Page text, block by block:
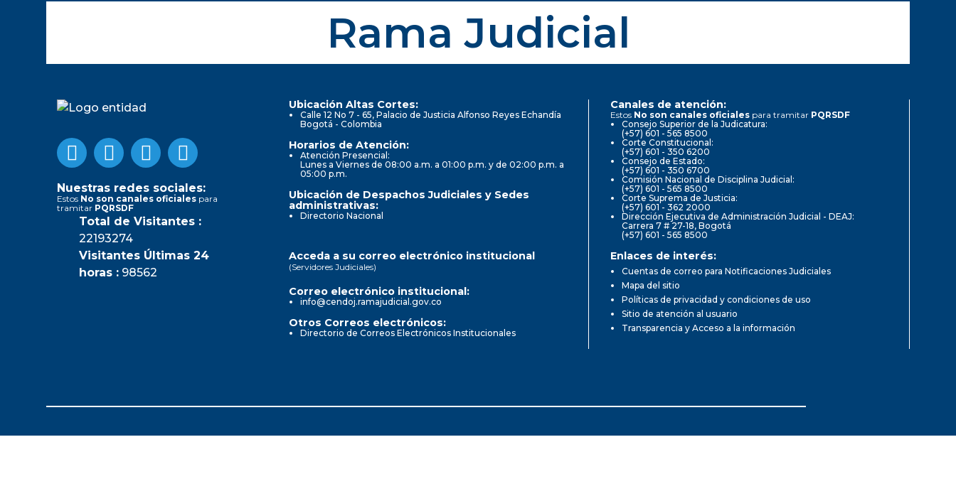
Rama Judicial
Nuestras redes sociales:
Estos No son canales oficiales para
tramitar PQRSDF
Total de Visitantes :
22193274
Visitantes Últimas 24
horas : 98562
Ubicación Altas Cortes:
Calle 12 No 7 - 65, Palacio de Justicia Alfonso Reyes Echandía
Bogotá - Colombia
Horarios de Atención:
Atención Presencial:
Lunes a Viernes de 08:00 a.m. a 01:00 p.m. y de 02:00 p.m. a
05:00 p.m.
Ubicación de Despachos Judiciales y Sedes
administrativas:
Directorio Nacional
Canales de atención:
Estos No son canales oficiales para tramitar PQRSDF
Consejo Superior de la Judicatura:
(+57) 601 - 565 8500
Corte Constitucional:
(+57) 601 - 350 6200
Consejo de Estado:
(+57) 601 - 350 6700
Comisión Nacional de Disciplina Judicial:
(+57) 601 - 565 8500
Corte Suprema de Justicia:
(+57) 601 - 362 2000
Dirección Ejecutiva de Administración Judicial - DEAJ:
Carrera 7 # 27-18, Bogotá
(+57) 601 - 565 8500
Acceda a su correo electrónico institucional
(Servidores Judiciales)
Correo electrónico institucional:
info@cendoj.ramajudicial.gov.co
Otros Correos electrónicos:
Directorio de Correos Electrónicos Institucionales
Enlaces de interés:
Cuentas de correo para Notificaciones Judiciales
Mapa del sitio
Políticas de privacidad y condiciones de uso
Sitio de atención al usuario
Transparencia y Acceso a la información